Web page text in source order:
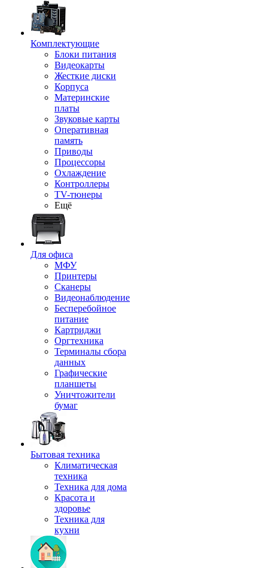
Комплектующие
Блоки питания
Видеокарты
Жесткие диски
Корпуса
Материнские
платы
Звуковые карты
Оперативная
память
Приводы
Процессоры
Охлаждение
Контроллеры
TV-тюнеры
Ещё
Для офиса
МФУ
Принтеры
Сканеры
Видеонаблюдение
Бесперебойное
питание
Картриджи
Оргтехника
Терминалы сбора
данных
Графические
планшеты
Уничтожители
бумаг
Бытовая техника
Климатическая
техника
Техника для дома
Красота и
здоровье
Техника для
кухни